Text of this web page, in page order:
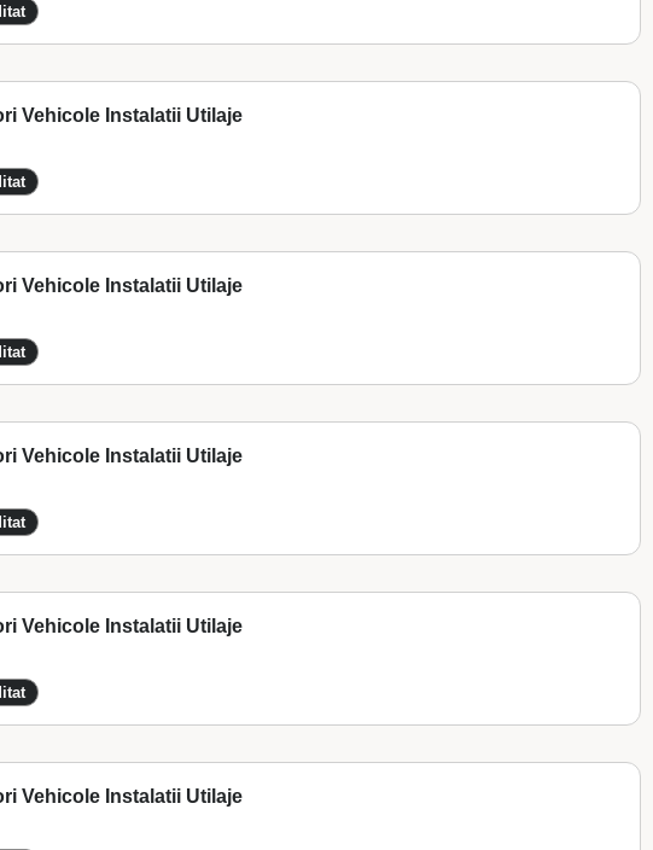
Vehicole Instalatii Utilaje
Vehicole Instalatii Utilaje
Vehicole Instalatii Utilaje
Vehicole Instalatii Utilaje
Vehicole Instalatii Utilaje